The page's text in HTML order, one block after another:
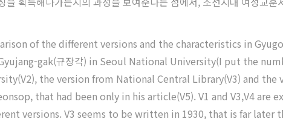
of the different versions and the characteristics in
gak(규장각) in Seoul National University(I put the
the version from National Central Library(V3) and
that had been only in his article(V5). V1 and V3,V4 are
versions. V3 seems to be written in 1930, that is far later